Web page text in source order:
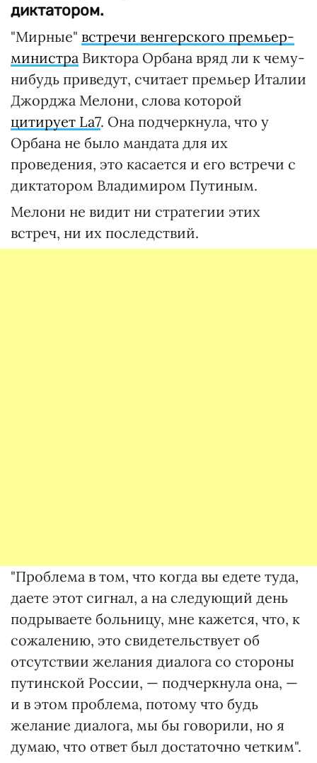
диктатором.
"Мирные" встречи венгерского премьер-
министра Виктора Орбана вряд ли к чему-
нибудь приведут, считает премьер Италии
Джорджа Мелони, слова которой
цитирует La7. Она подчеркнула, что у
Орбана не было мандата для их
проведения, это касается и его встречи с
диктатором Владимиром Путиным.
Мелони не видит ни стратегии этих
встреч, ни их последствий.
"Проблема в том, что когда вы едете туда,
даете этот сигнал, а на следующий день
подрываете больницу, мне кажется, что, к
сожалению, это свидетельствует об
отсутствии желания диалога со стороны
путинской России, — подчеркнула она, —
и в этом проблема, потому что будь
желание диалога, мы бы говорили, но я
думаю, что ответ был достаточно четким".